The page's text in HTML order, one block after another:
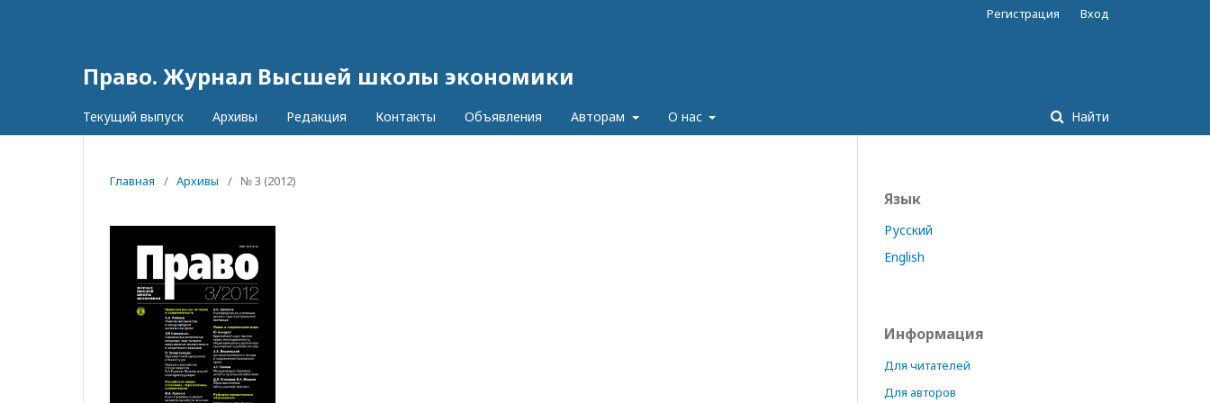
Право. Журнал Высшей школы экономики
Текущий выпуск Архивы Редакция Контакты Объявления Авторам О нас Найти
Регистрация Вход
Главная / Архивы / № 3 (2012)
Язык
Русский
English
Информация
Для читателей
Для авторов